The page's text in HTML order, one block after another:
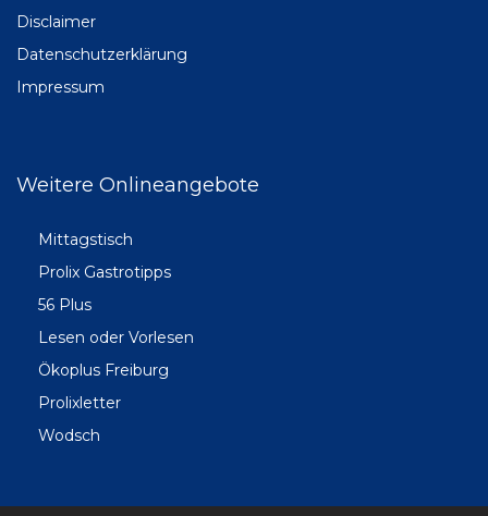
Disclaimer
Datenschutzerklärung
Impressum
Weitere Onlineangebote
Mittagstisch
Prolix Gastrotipps
56 Plus
Lesen oder Vorlesen
Ökoplus Freiburg
Prolixletter
Wodsch